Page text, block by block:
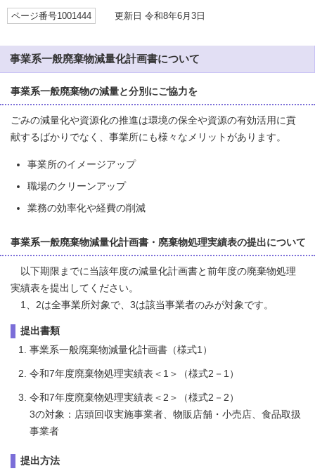
ページ番号1001444 更新日 令和8年6月3日
事業系一般廃棄物減量化計画書について
事業系一般廃棄物の減量と分別にご協力を
ごみの減量化や資源化の推進は環境の保全や資源の有効活用に貢
献するばかりでなく、事業所にも様々なメリットがあります。
事業所のイメージアップ
職場のクリーンアップ
業務の効率化や経費の削減
事業系一般廃棄物減量化計画書・廃棄物処理実績表の提出について
以下期限までに当該年度の減量化計画書と前年度の廃棄物処理
実績表を提出してください。
1、2は全事業所対象で、3は該当事業者のみが対象です。
提出書類
事業系一般廃棄物減量化計画書（様式1）
令和7年度廃棄物処理実績表＜1＞（様式2－1）
令和7年度廃棄物処理実績表＜2＞（様式2－2）
3の対象：店頭回収実施事業者、物販店舗・小売店、食品取扱
事業者
提出方法